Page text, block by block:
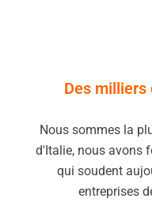
Des milliers
Nous sommes la
d'Italie, nous avons
qui soudent
entreprises